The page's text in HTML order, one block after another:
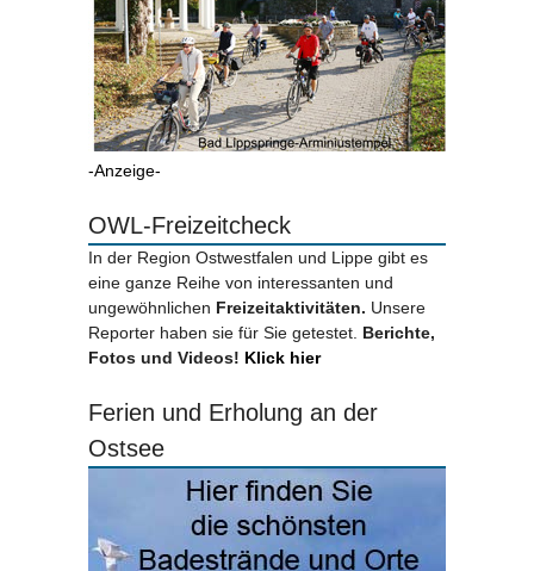
-Anzeige-
OWL-Freizeitcheck
In der Region Ostwestfalen und Lippe gibt es
eine ganze Reihe von interessanten und
ungewöhnlichen Freizeitaktivitäten. Unsere
Reporter haben sie für Sie getestet. Berichte,
Fotos und Videos! Klick hier
Ferien und Erholung an der
Ostsee